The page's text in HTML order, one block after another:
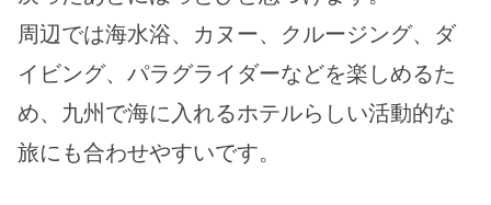
周辺では海水浴、カヌー、クルージング、ダ
イビング、パラグライダーなどを楽しめるた
め、九州で海に入れるホテルらしい活動的な
旅にも合わせやすいです。